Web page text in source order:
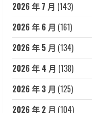
2026 年 7 月 (143)
2026 年 6 月 (161)
2026 年 5 月 (134)
2026 年 4 月 (138)
2026 年 3 月 (125)
2026 年 2 月 (104)